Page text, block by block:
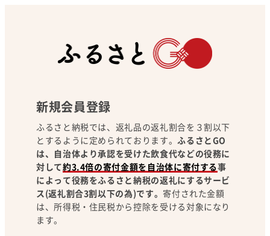
新規会員登録
ふるさと納税では、返礼品の返礼割合を３割以下
とするように定められております。ふるさとGO
は、自治体より承認を受けた飲食代などの役務に
対して約3.4倍の寄付金額を自治体に寄付する事
によって役務をふるさと納税の返礼にするサービ
ス(返礼割合3割以下の為)です。寄付された金額
は、所得税・住民税から控除を受ける対象になり
ます。